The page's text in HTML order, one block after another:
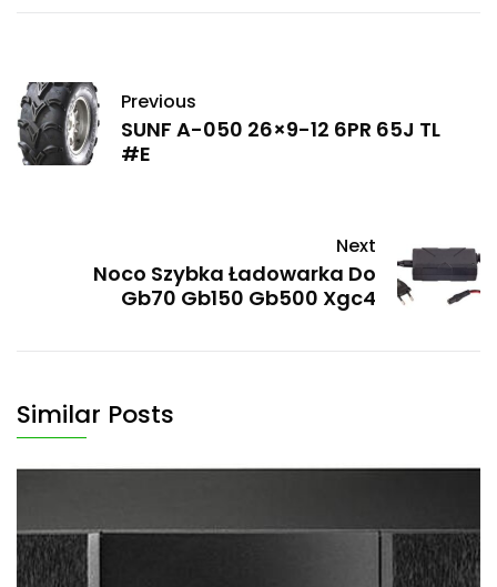
Previous
SUNF A-050 26×9-12 6PR 65J TL
#E
Next
Noco Szybka Ładowarka Do
Gb70 Gb150 Gb500 Xgc4
Similar Posts